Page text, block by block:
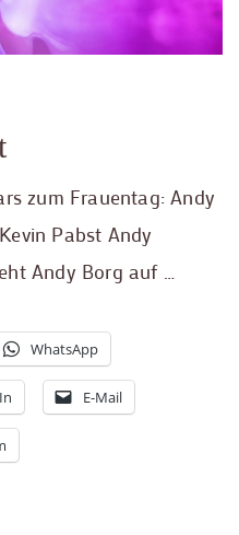
zum Frauentag: Andy
Pabst Andy
Andy Borg auf …
WhatsApp
E-Mail